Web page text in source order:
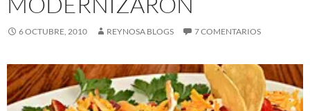
6 OCTUBRE, 2010 REYNOSA BLOGS 7 COMENTARIOS